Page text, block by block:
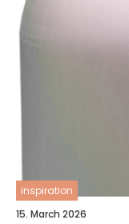
inspiration
15. March 2026